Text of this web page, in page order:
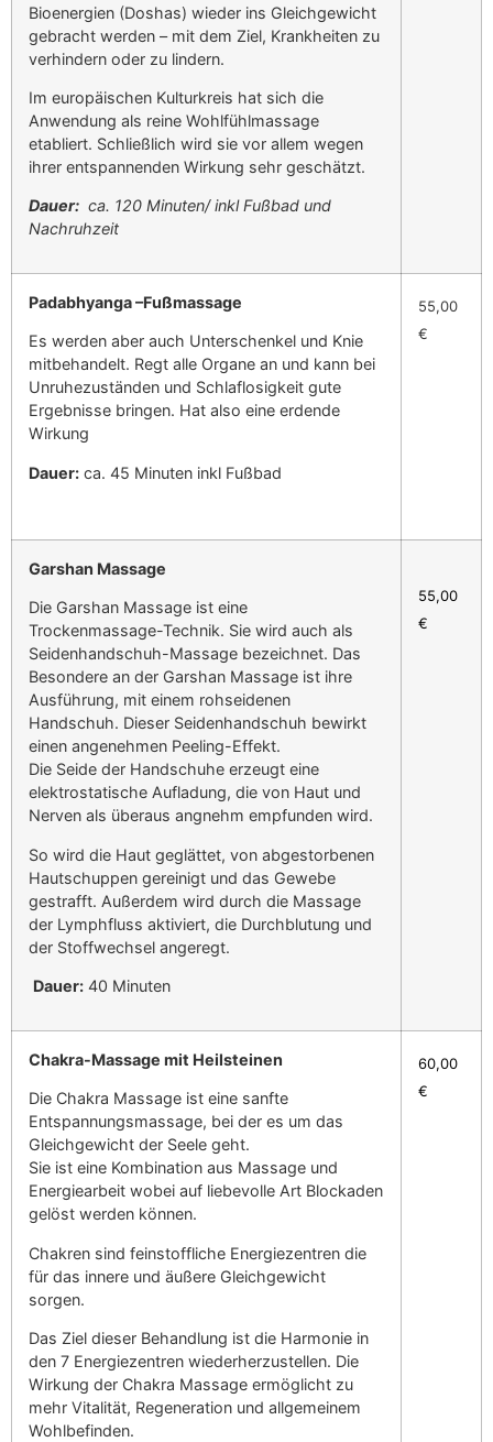
Bioenergien (Doshas) wieder ins Gleichgewicht
gebracht werden – mit dem Ziel, Krankheiten zu
verhindern oder zu lindern.
Im europäischen Kulturkreis hat sich die
Anwendung als reine Wohlfühlmassage
etabliert. Schließlich wird sie vor allem wegen
ihrer entspannenden Wirkung sehr geschätzt.
Dauer: ca. 120 Minuten/ inkl Fußbad und
Nachruhzeit
Padabhyanga –Fußmassage
Es werden aber auch Unterschenkel und Knie
mitbehandelt. Regt alle Organe an und kann bei
Unruhezuständen und Schlaflosigkeit gute
Ergebnisse bringen. Hat also eine erdende
Wirkung
Dauer: ca. 45 Minuten inkl Fußbad
55,00
€
Garshan Massage
Die Garshan Massage ist eine
Trockenmassage-Technik. Sie wird auch als
Seidenhandschuh-Massage bezeichnet. Das
Besondere an der Garshan Massage ist ihre
Ausführung, mit einem rohseidenen
Handschuh. Dieser Seidenhandschuh bewirkt
einen angenehmen Peeling-Effekt.
Die Seide der Handschuhe erzeugt eine
elektrostatische Aufladung, die von Haut und
Nerven als überaus angnehm empfunden wird.
So wird die Haut geglättet, von abgestorbenen
Hautschuppen gereinigt und das Gewebe
gestrafft. Außerdem wird durch die Massage
der Lymphfluss aktiviert, die Durchblutung und
der Stoffwechsel angeregt.
Dauer: 40 Minuten
55,00
€
Chakra-Massage mit Heilsteinen
Die Chakra Massage ist eine sanfte
Entspannungsmassage, bei der es um das
Gleichgewicht der Seele geht.
Sie ist eine Kombination aus Massage und
Energiearbeit wobei auf liebevolle Art Blockaden
gelöst werden können.
Chakren sind feinstoffliche Energiezentren die
für das innere und äußere Gleichgewicht
sorgen.
Das Ziel dieser Behandlung ist die Harmonie in
den 7 Energiezentren wiederherzustellen. Die
Wirkung der Chakra Massage ermöglicht zu
mehr Vitalität, Regeneration und allgemeinem
Wohlbefinden.
60,00
€